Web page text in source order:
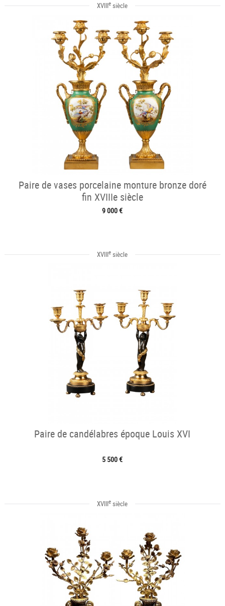
XVIIIe siècle
Paire de vases porcelaine monture bronze doré
fin XVIIIe siècle
9 000 €
XVIIIe siècle
Paire de candélabres époque Louis XVI
5 500 €
XVIIIe siècle